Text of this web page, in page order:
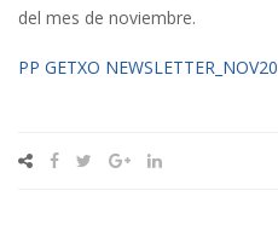
del mes de noviembre.
PP GETXO NEWSLETTER_NOV20